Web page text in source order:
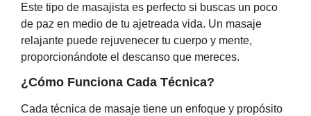
Este tipo de masajista es perfecto si buscas un poco
de paz en medio de tu ajetreada vida. Un masaje
relajante puede rejuvenecer tu cuerpo y mente,
proporcionándote el descanso que mereces.
¿Cómo Funciona Cada Técnica?
Cada técnica de masaje tiene un enfoque y propósito